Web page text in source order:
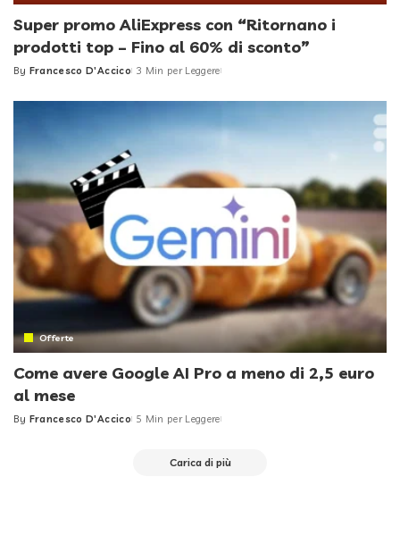
Super promo AliExpress con “Ritornano i
prodotti top – Fino al 60% di sconto”
Posted
By Francesco D'Accico 3 Min per Leggere
Offerte
Come avere Google AI Pro a meno di 2,5 euro
al mese
Posted
By Francesco D'Accico 5 Min per Leggere
Carica di più